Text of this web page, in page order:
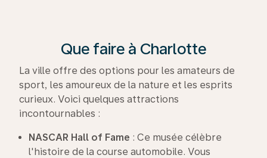
Que faire à Charlotte
La ville offre des options pour les amateurs de
sport, les amoureux de la nature et les esprits
curieux. Voici quelques attractions
incontournables :
NASCAR Hall of Fame : Ce musée célèbre
l'histoire de la course automobile. Vous